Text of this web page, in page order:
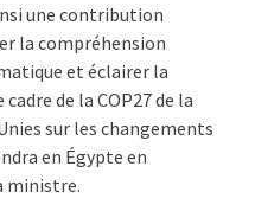
une contribution
la compréhension
et éclairer la
de la COP27 de la
sur les changements
en Égypte en
ministre.